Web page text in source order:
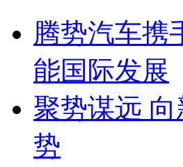
腾势汽车携
能国际发展
聚势谋远
势